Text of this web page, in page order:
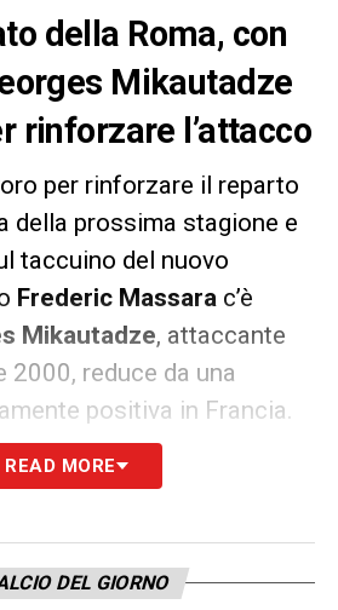
della Roma, con
Mikautadze
rinforzare l’attacco
per rinforzare il reparto
della prossima stagione e
taccuino del nuovo
Frederic Massara c’è
Mikautadze, attaccante
2000, reduce da una
positiva in Francia.
la maglia delLione
societarie che hanno
17 gol e 11 assist in
READ MORE
DEL GIORNO